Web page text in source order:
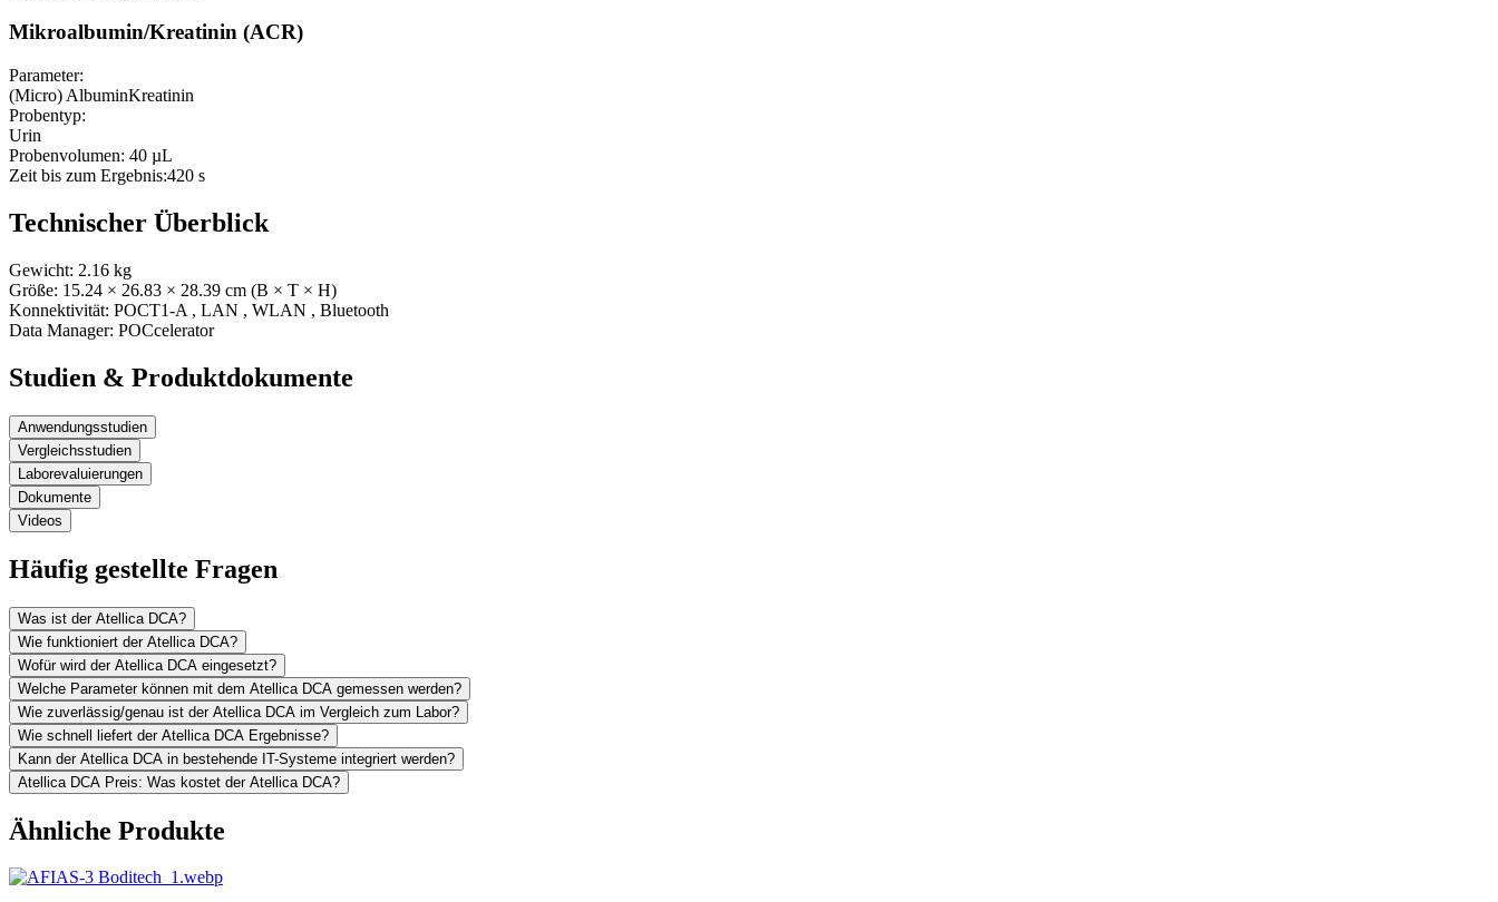
Mikroalbumin/Kreatinin (ACR)
Parameter:
(Micro) AlbuminKreatinin
Probentyp:
Urin
Probenvolumen: 40 µL
Zeit bis zum Ergebnis:420 s
Technischer Überblick
Gewicht: 2.16 kg
Größe: 15.24 × 26.83 × 28.39 cm (B × T × H)
Konnektivität: POCT1-A , LAN , WLAN , Bluetooth
Data Manager: POCcelerator
Studien & Produktdokumente
Anwendungsstudien
Vergleichsstudien
Laborevaluierungen
Dokumente
Videos
Häufig gestellte Fragen
Was ist der Atellica DCA?
Wie funktioniert der Atellica DCA?
Wofür wird der Atellica DCA eingesetzt?
Welche Parameter können mit dem Atellica DCA gemessen werden?
Wie zuverlässig/genau ist der Atellica DCA im Vergleich zum Labor?
Wie schnell liefert der Atellica DCA Ergebnisse?
Kann der Atellica DCA in bestehende IT-Systeme integriert werden?
Atellica DCA Preis: Was kostet der Atellica DCA?
Ähnliche Produkte